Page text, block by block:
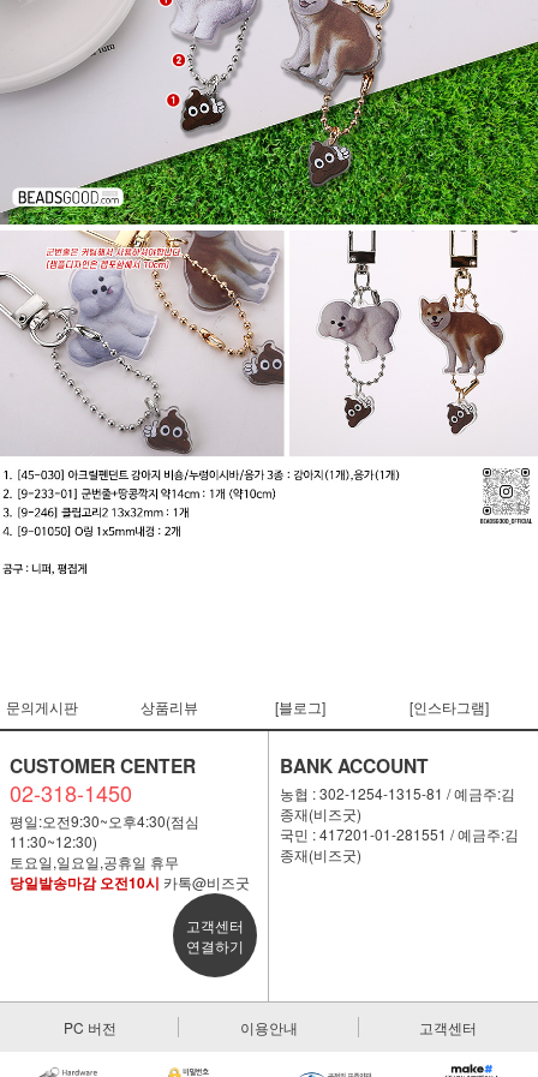
문의게시판 상품리뷰 [블로그] [인스타그램]
CUSTOMER CENTER
02-318-1450
평일:오전9:30~오후4:30(점심
11:30~12:30)
토요일,일요일,공휴일 휴무
당일발송마감 오전10시 카톡@비즈굿
고객센터
연결하기
BANK ACCOUNT
농협 : 302-1254-1315-81 / 예금주:김
종재(비즈굿)
국민 : 417201-01-281551 / 예금주:김
종재(비즈굿)
PC 버전 이용안내 고객센터